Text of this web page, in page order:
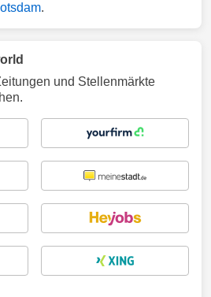
.
und Stellenmärkte